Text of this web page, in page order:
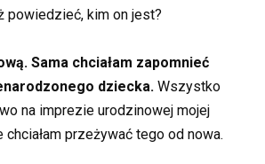
powiedzieć, kim on jest?
Sama chciałam zapomnieć
dziecka. Wszystko
na imprezie urodzinowej mojej
chciałam przeżywać tego od nowa.